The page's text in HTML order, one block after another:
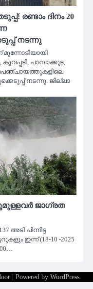
രണ്ടാം ദിനം 20
നടന്നു
മുന്നോടിയായി
പാമ്പാക്കുട,
നടന്നു. ജില്ലാ
ജാഗ്രത
അടി പിന്നിട്ട
ഇന്ന് (18-10 -2025
| Powered by WordPress.